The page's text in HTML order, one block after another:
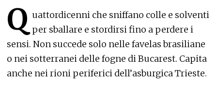
Q uattordicenni che sniffano colle e solventi
per sballare e stordirsi fino a perdere i
sensi. Non succede solo nelle favelas brasiliane
o nei sotterranei delle fogne di Bucarest. Capita
anche nei rioni periferici dell’asburgica Trieste.